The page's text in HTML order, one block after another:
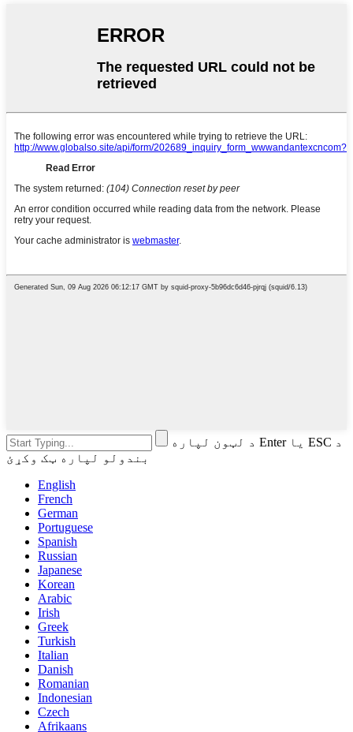
د لټون لپاره Enter یا ESC د
بندولو لپاره ټک وکړئ
English
French
German
Portuguese
Spanish
Russian
Japanese
Korean
Arabic
Irish
Greek
Turkish
Italian
Danish
Romanian
Indonesian
Czech
Afrikaans